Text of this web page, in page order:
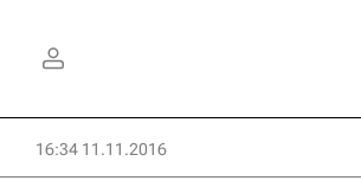
16:34 11.11.2016